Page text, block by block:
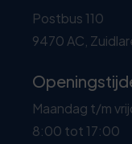
Postbus 110
9470 AC,
Maandag t/m
8:00 tot 17:00